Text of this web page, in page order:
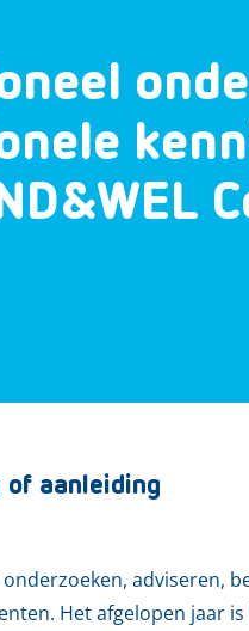
of aanleiding
onderzoeken, adviseren,
Het afgelopen jaar